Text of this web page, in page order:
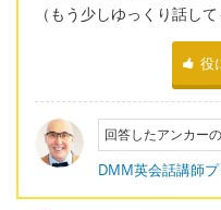
（もう少しゆっくり話して
役
回答したアンカー
DMM英会話講師